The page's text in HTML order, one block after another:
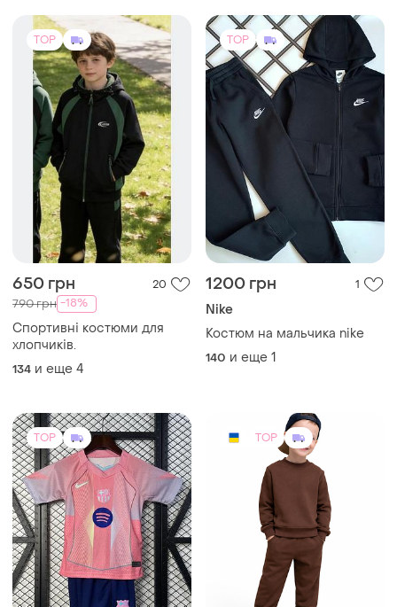
TOP
650 грн 20
790 грн -18%
Спортивні костюми для
хлопчиків.
134 и еще 4
TOP
1200 грн 1
Nike
Костюм на мальчика nike
140 и еще 1
TOP TOP